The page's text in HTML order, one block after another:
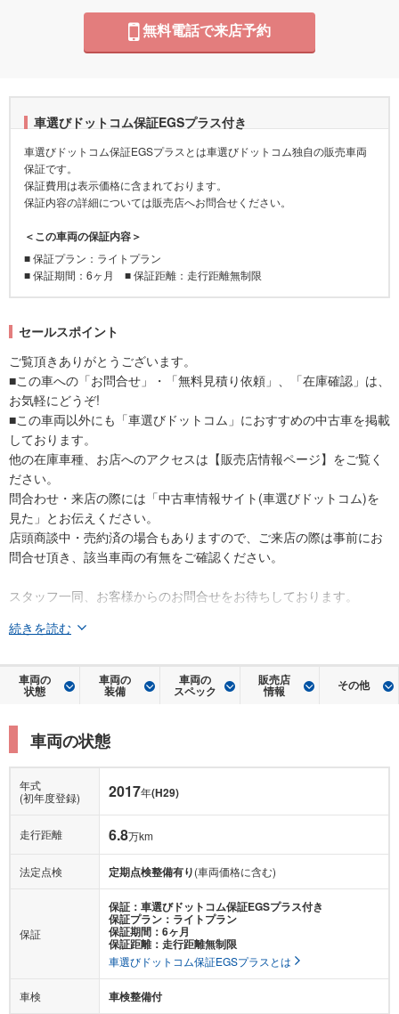
無料電話で来店予約
車選びドットコム保証EGSプラス付き
車選びドットコム保証EGSプラスとは車選びドットコム独自の販売車両
保証です。
保証費用は表示価格に含まれております。
保証内容の詳細については販売店へお問合せください。
＜この車両の保証内容＞
■ 保証プラン：ライトプラン
■ 保証期間：6ヶ月 ■ 保証距離：走行距離無制限
セールスポイント
ご覧頂きありがとうございます。
■この車への「お問合せ」・「無料見積り依頼」、「在庫確認」は、
お気軽にどうぞ!
■この車両以外にも「車選びドットコム」におすすめの中古車を掲載
しております。
他の在庫車種、お店へのアクセスは【販売店情報ページ】をご覧く
ださい。
問合わせ・来店の際には「中古車情報サイト(車選びドットコム)を
見た」とお伝えください。
店頭商談中・売約済の場合もありますので、ご来店の際は事前にお
問合せ頂き、該当車両の有無をご確認ください。
スタッフ一同、お客様からのお問合せをお待ちしております。
続きを読む
車両の
状態
車両の
装備
車両の
スペック
販売店
情報 その他
車両の状態
年式
(初年度登録)
2017年(H29)
走行距離 6.8万km
法定点検 定期点検整備有り(車両価格に含む)
保証
保証：車選びドットコム保証EGSプラス付き
保証プラン：ライトプラン
保証期間：6ヶ月
保証距離：走行距離無制限
車選びドットコム保証EGSプラスとは
車検 車検整備付